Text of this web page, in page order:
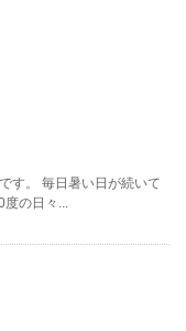
す。 毎日暑い日が続いて
度の日々...